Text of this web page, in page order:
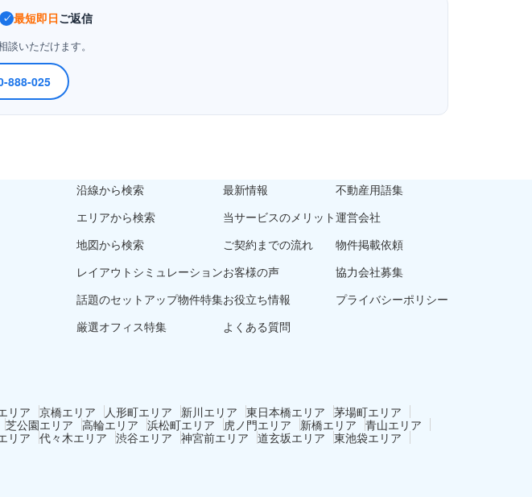
✓ 最短即日ご返信
いただけます。
888-025
沿線から検索
エリアから検索
地図から検索
レイアウトシミュレーション
話題のセットアップ物件特集
厳選オフィス特集
最新情報
当サービスのメリット
ご契約までの流れ
お客様の声
お役立ち情報
よくある質問
不動産用語集
運営会社
物件掲載依頼
協力会社募集
プライバシーポリシー
リア 京橋エリア 人形町エリア 新川エリア 東日本橋エリア 茅場町エリア
芝公園エリア 高輪エリア 浜松町エリア 虎ノ門エリア 新橋エリア 青山エリア
リア 代々木エリア 渋谷エリア 神宮前エリア 道玄坂エリア 東池袋エリア